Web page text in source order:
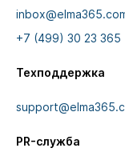
+7 (499) 30 23 365
Техподдержка
PR-служба